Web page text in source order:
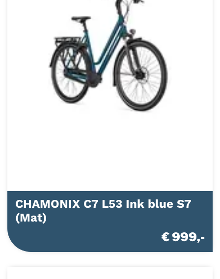
CHAMONIX C7 L53 Ink blue S7
(Mat)
€ 999,-